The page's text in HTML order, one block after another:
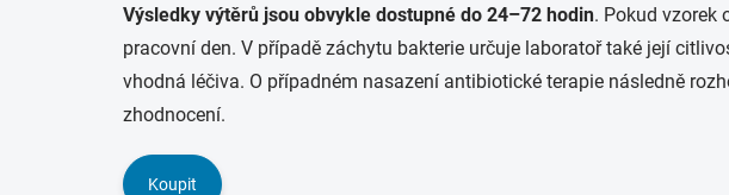
Výsledky výtěrů jsou obvykle dostupné do 24–72 hodin. Pokud vzorek
pracovní den. V případě záchytu bakterie určuje laboratoř také její
vhodná léčiva. O případném nasazení antibiotické terapie následně
zhodnocení.
Koupit